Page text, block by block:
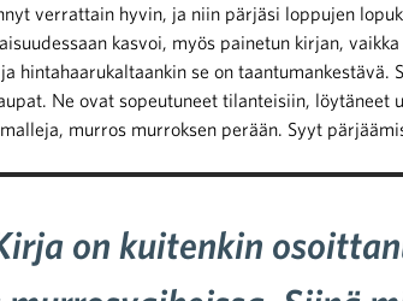
verrattain hyvin, ja niin pärjäsi loppujen
kasvoi, myös painetun kirjan,
hintahaarukaltaankin se on
Ne ovat sopeutuneet tilanteisiin, löytäneet
murros murroksen perään. Syyt
on kuitenkin